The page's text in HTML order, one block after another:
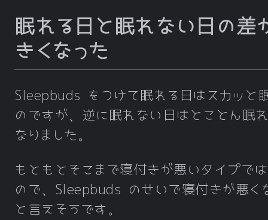
眠れる日と眠れない日の差
きくなった
Sleepbuds をつけて眠れる日はスカッと
のですが、逆に眠れない日はとことん眠
なりました。
もともとそこまで寝付きが悪いタイプで
ので、Sleepbuds のせいで寝付きが悪く
と言えそうです。